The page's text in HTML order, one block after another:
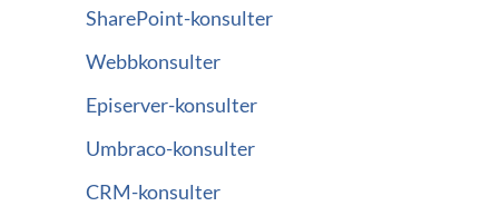
SharePoint-konsulter
Webbkonsulter
Episerver-konsulter
Umbraco-konsulter
CRM-konsulter